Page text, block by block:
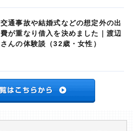
交通事故や結婚式などの想定外の出
費が重なり借入を決めました｜渡辺
さんの体験談（32歳・女性）